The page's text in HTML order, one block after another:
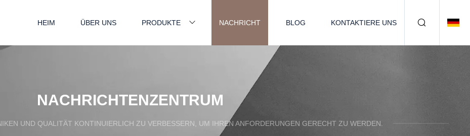
HEIM ÜBER UNS PRODUKTE NACHRICHT BLOG KONTAKTIERE UNS
NACHRICHTENZENTRUM
UND QUALITÄT KONTINUIERLICH ZU VERBESSERN, UM IHREN ANFORDERUNGEN GERECHT ZU WERDEN.